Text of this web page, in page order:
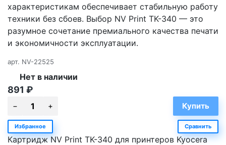
характеристикам обеспечивает стабильную работу
техники без сбоев. Выбор NV Print TK-340 — это
разумное сочетание премиального качества печати
и экономичности эксплуатации.
арт. NV-22525
Нет в наличии
891 ₽
Избранное Сравнить
Картридж NV Print TK-340 для принтеров Kyocera